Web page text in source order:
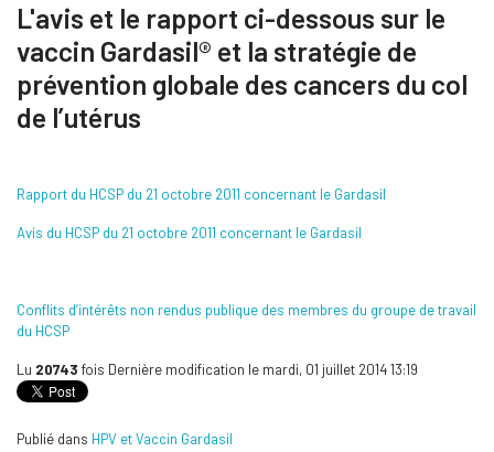
L'avis et le rapport ci-dessous sur le
vaccin Gardasil® et la stratégie de
prévention globale des cancers du col
de l’utérus
Rapport du HCSP du 21 octobre 2011 concernant le Gardasil
Avis du HCSP du 21 octobre 2011 concernant le Gardasil
Conflits d’intérêts non rendus publique des membres du groupe de travail
du HCSP
Lu 20743 fois Dernière modification le mardi, 01 juillet 2014 13:19
Publié dans HPV et Vaccin Gardasil